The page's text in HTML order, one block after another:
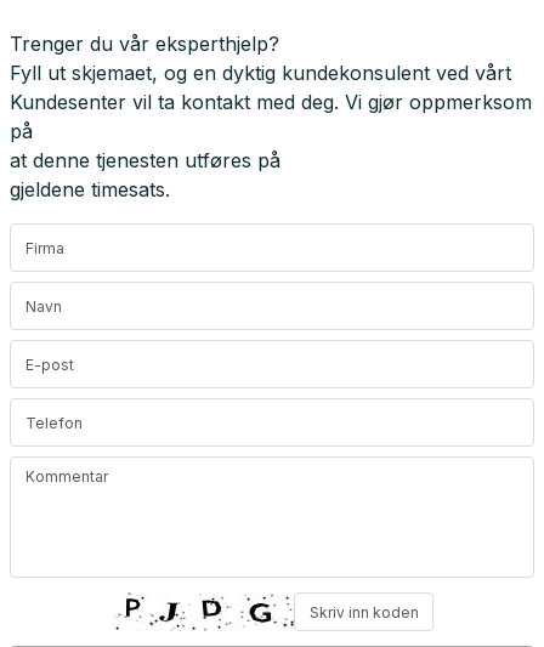
Trenger du vår eksperthjelp?
Fyll ut skjemaet, og en dyktig kundekonsulent ved vårt
Kundesenter vil ta kontakt med deg. Vi gjør oppmerksom
på
at denne tjenesten utføres på
gjeldene timesats.